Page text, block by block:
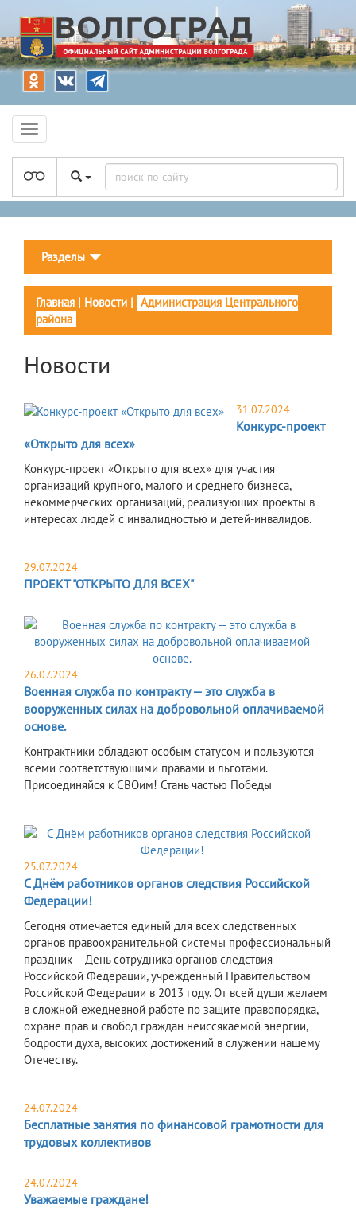
Разделы
Главная | Новости | Администрация Центрального
района
Новости
31.07.2024
Конкурс-проект
«Открыто для всех»
Конкурс-проект «Открыто для всех» для участия
организаций крупного, малого и среднего бизнеса,
некоммерческих организаций, реализующих проекты в
интересах людей с инвалидностью и детей-инвалидов.
29.07.2024
ПРОЕКТ "ОТКРЫТО ДЛЯ ВСЕХ"
26.07.2024
Военная служба по контракту — это служба в
вооруженных силах на добровольной оплачиваемой
основе.
Контрактники обладают особым статусом и пользуются
всеми соответствующими правами и льготами. ⁣
Присоединяйся к СВОим! Стань частью Победы
25.07.2024
С Днём работников органов следствия Российской
Федерации!
Сегодня отмечается единый для всех следственных
органов правоохранительной системы профессиональный
праздник – День сотрудника органов следствия
Российской Федерации, учрежденный Правительством
Российской Федерации в 2013 году. От всей души желаем
в сложной ежедневной работе по защите правопорядка,
охране прав и свобод граждан неиссякаемой энергии,
бодрости духа, высоких достижений в служении нашему
Отечеству.
24.07.2024
Бесплатные занятия по финансовой грамотности для
трудовых коллективов
24.07.2024
Уважаемые граждане!